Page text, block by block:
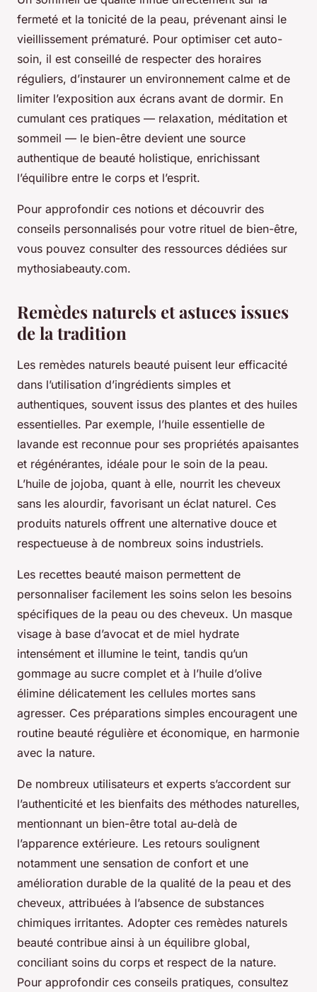
fermeté et la tonicité de la peau, prévenant ainsi le
vieillissement prématuré. Pour optimiser cet auto-
soin, il est conseillé de respecter des horaires
réguliers, d’instaurer un environnement calme et de
limiter l’exposition aux écrans avant de dormir. En
cumulant ces pratiques — relaxation, méditation et
sommeil — le bien-être devient une source
authentique de beauté holistique, enrichissant
l’équilibre entre le corps et l’esprit.
Pour approfondir ces notions et découvrir des
conseils personnalisés pour votre rituel de bien-être,
vous pouvez consulter des ressources dédiées sur
mythosiabeauty.com.
Remèdes naturels et astuces issues
de la tradition
Les remèdes naturels beauté puisent leur efficacité
dans l’utilisation d’ingrédients simples et
authentiques, souvent issus des plantes et des huiles
essentielles. Par exemple, l’huile essentielle de
lavande est reconnue pour ses propriétés apaisantes
et régénérantes, idéale pour le soin de la peau.
L’huile de jojoba, quant à elle, nourrit les cheveux
sans les alourdir, favorisant un éclat naturel. Ces
produits naturels offrent une alternative douce et
respectueuse à de nombreux soins industriels.
Les recettes beauté maison permettent de
personnaliser facilement les soins selon les besoins
spécifiques de la peau ou des cheveux. Un masque
visage à base d’avocat et de miel hydrate
intensément et illumine le teint, tandis qu’un
gommage au sucre complet et à l’huile d’olive
élimine délicatement les cellules mortes sans
agresser. Ces préparations simples encouragent une
routine beauté régulière et économique, en harmonie
avec la nature.
De nombreux utilisateurs et experts s’accordent sur
l’authenticité et les bienfaits des méthodes naturelles,
mentionnant un bien-être total au-delà de
l’apparence extérieure. Les retours soulignent
notamment une sensation de confort et une
amélioration durable de la qualité de la peau et des
cheveux, attribuées à l’absence de substances
chimiques irritantes. Adopter ces remèdes naturels
beauté contribue ainsi à un équilibre global,
conciliant soins du corps et respect de la nature.
Pour approfondir ces conseils pratiques, consultez